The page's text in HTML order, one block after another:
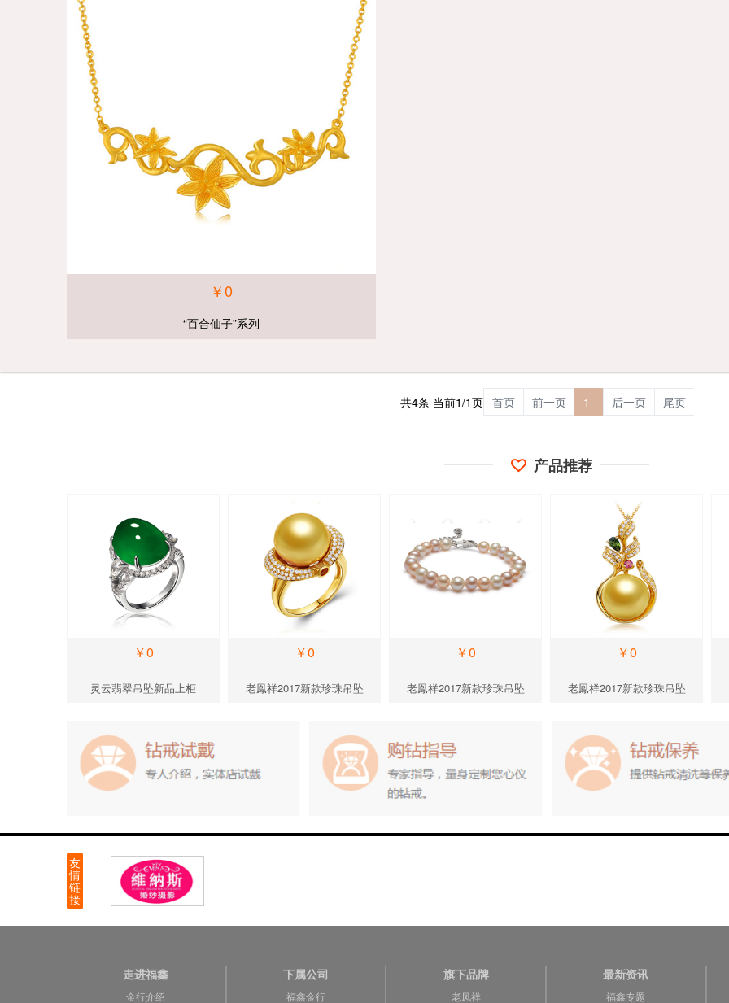
￥0
“百合仙子”系列
共4条 当前1/1页 首页 前一页 1 后一页 尾页
产品推荐
￥0
灵云翡翠吊坠新品上柜
￥0
老鳯祥2017新款珍珠吊坠
￥0
老鳯祥2017新款珍珠吊坠
￥0
老鳯祥2017新款珍珠吊坠
走进福鑫
金行介绍
下属公司
福鑫金行
旗下品牌
老凤祥
最新资讯
福鑫专题